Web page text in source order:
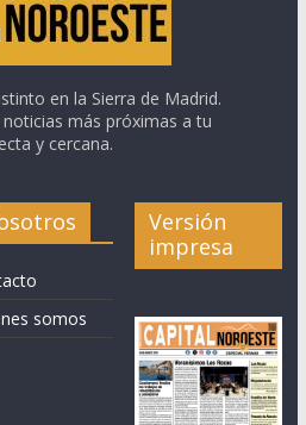
en la Sierra de Madrid.
más próximas a tu
y cercana.
somos
Versión
impresa